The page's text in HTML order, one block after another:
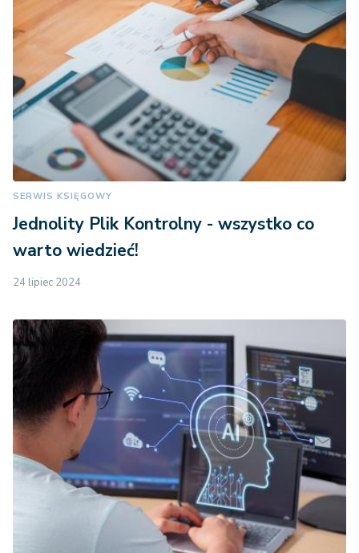
SERWIS KSIĘGOWY
Jednolity Plik Kontrolny - wszystko co
warto wiedzieć!
24 lipiec 2024